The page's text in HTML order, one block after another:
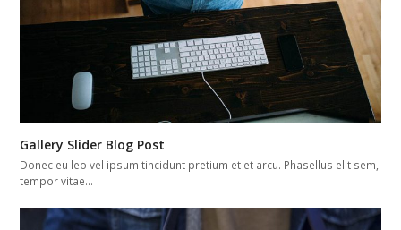
Gallery Slider Blog Post
Donec eu leo vel ipsum tincidunt pretium et et arcu. Phasellus elit sem,
tempor vitae…